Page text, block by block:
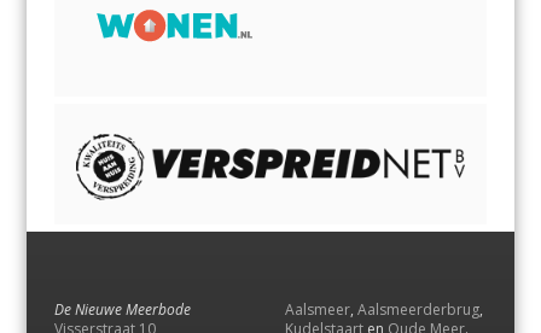
De Nieuwe Meerbode
Aalsmeer, Aalsmeerderbrug,